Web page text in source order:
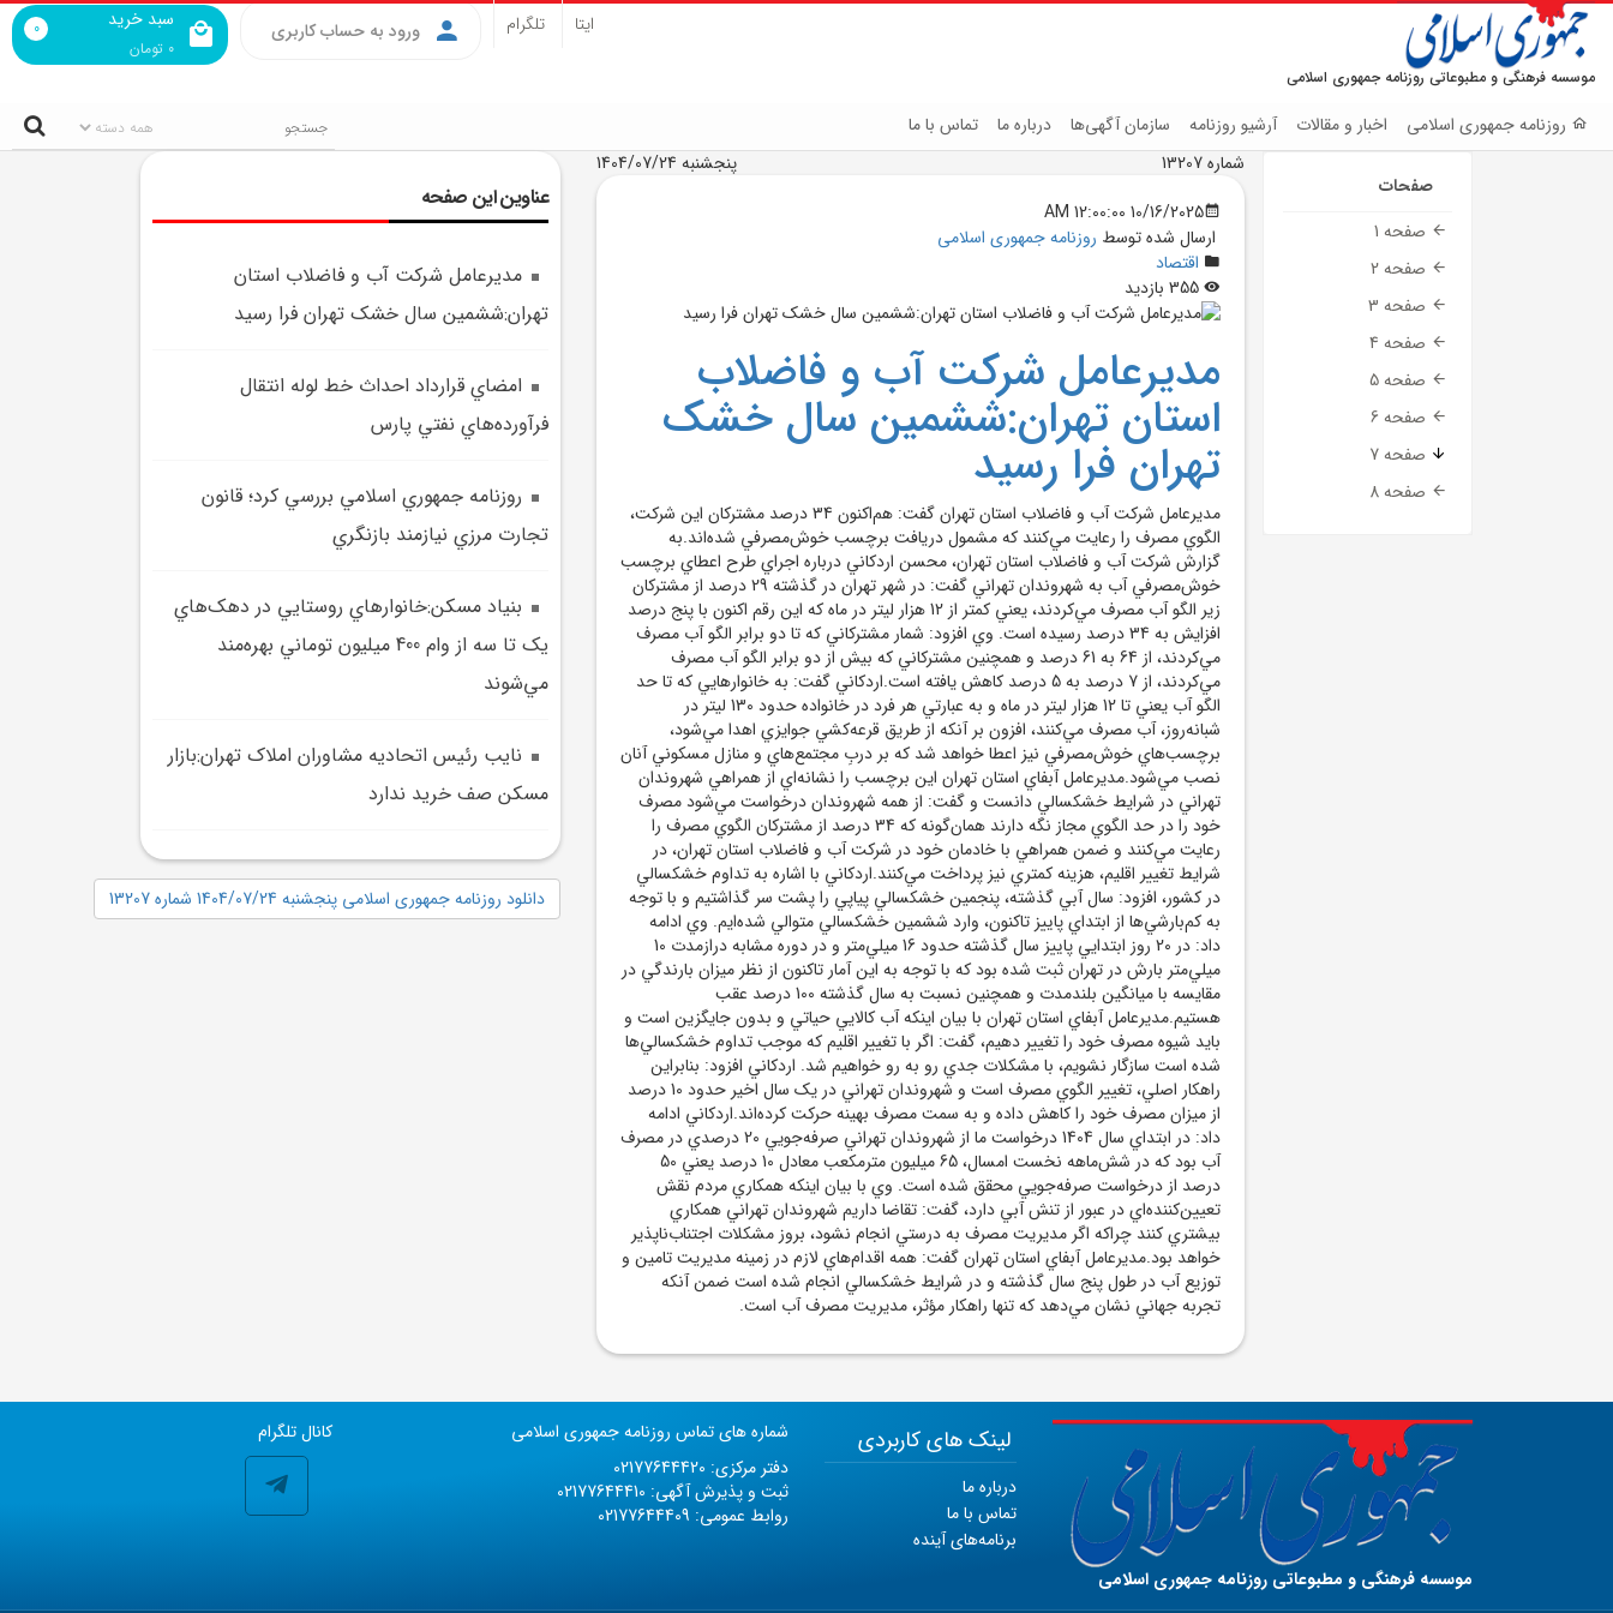
موسسه فرهنگی و مطبوعاتی روزنامه جمهوری اسلامی
سبد خرید
0 تومان
0 ورود به حساب کاربری ایتا تلگرام
روزنامه جمهوری اسلامی اخبار و مقالات آرشیو روزنامه سازمان آگهی‌ها درباره ما تماس با ما
صفحات
صفحه 1
صفحه 2
صفحه 3
صفحه 4
صفحه 5
صفحه 6
صفحه 7
صفحه 8
شماره 13207
پنجشنبه 1404/07/24
10/16/2025 12:00:00 AM
ارسال شده توسط روزنامه جمهوری اسلامی
اقتصاد
مديرعامل شرکت آب و فاضلاب
استان تهران:ششمين سال خشک
تهران فرا رسيد
مديرعامل شرکت آب و فاضلاب استان تهران گفت: هم‌اکنون 34 درصد مشترکان اين شرکت،
الگوي مصرف را رعايت مي‌کنند که مشمول دريافت برچسب خوش‌مصرفي شده‌اند.به
گزارش شرکت آب و فاضلاب استان تهران، محسن اردکاني درباره اجراي طرح اعطاي برچسب
خوش‌مصرفي آب به شهروندان تهراني گفت: در شهر تهران در گذشته 29 درصد از مشترکان
زير الگو آب مصرف مي‌کردند، يعني کمتر از 12 هزار ليتر در ماه که اين رقم اکنون با پنج درصد
افزايش به 34 درصد رسيده است. وي افزود: شمار مشترکاني که تا دو برابر الگو آب مصرف
مي‌کردند، از 64 به 61 درصد و همچنين مشترکاني که بيش از دو برابر الگو آب مصرف
مي‌کردند، از 7 درصد به 5 درصد کاهش يافته ‌است.اردکاني گفت: به خانوارهايي که تا حد
الگو آب يعني تا 12 هزار ليتر در ماه و به عبارتي هر فرد در خانواده حدود 130 ليتر در
شبانه‌روز، آب مصرف مي‌کنند، افزون‌ بر آنکه از طريق قرعه‌کشي جوايزي اهدا مي‌شود،
برچسب‌هاي خوش‌مصرفي نيز اعطا خواهد شد که بر دربِ مجتمع‌هاي و منازل مسکوني آنان
نصب مي‌شود.مديرعامل آبفاي استان تهران اين برچسب را نشانه‌اي از همراهي شهروندان
تهراني در شرايط خشکسالي دانست و گفت: از همه شهروندان درخواست مي‌شود مصرف
خود را در حد الگوي مجاز نگه دارند همان‌گونه که 34 درصد از مشترکان الگوي مصرف را
رعايت مي‌کنند و ضمن همراهي با خادمان خود در شرکت آب و فاضلاب استان تهران، در
شرايط تغيير اقليم، هزينه کمتري نيز پرداخت مي‌کنند.اردکاني با اشاره به تداوم خشکسالي
در کشور، افزود: سال آبي گذشته، پنجمين خشکسالي پياپي را پشت سر گذاشتيم و با توجه
به کم‌بارشي‌ها از ابتداي پاييز تاکنون، وارد ششمين خشکسالي متوالي شده‌ايم. وي ادامه
داد: در 20 روز ابتدايي پاييز سال گذشته حدود 16 ميلي‌متر و در دوره مشابه درازمدت 10
ميلي‌متر بارش در تهران ثبت شده بود که با توجه به اين آمار تاکنون از نظر ميزان بارندگي در
مقايسه با ميانگين بلندمدت و همچنين نسبت به سال گذشته 100 درصد عقب
هستيم.مديرعامل آبفاي استان تهران با بيان اينکه آب کالايي حياتي و بدون جايگزين است و
بايد شيوه مصرف خود را تغيير دهيم، گفت: اگر با تغيير اقليم که موجب تداوم خشکسالي‌ها
شده است سازگار نشويم، با مشکلات جدي رو به رو خواهيم شد. اردکاني افزود: بنابراين
راهکار اصلي، تغيير الگوي مصرف است و شهروندان تهراني در يک سال اخير حدود 10 درصد
از ميزان مصرف خود را کاهش داده و به سمت مصرف بهينه حرکت کرده‌اند.اردکاني ادامه
داد: در ابتداي سال 1404 درخواست ما از شهروندان تهراني صرفه‌جويي 20 درصدي در مصرف
آب بود که در شش‌ماهه نخست امسال، 65 ميليون مترمکعب معادل 10 درصد يعني 50
درصد از درخواست صرفه‌جويي محقق شده است. وي با بيان اينکه همکاري مردم نقش
تعيين‌کننده‌اي در عبور از تنش آبي دارد، گفت: تقاضا داريم شهروندان تهراني همکاري
بيشتري کنند چراکه اگر مديريت مصرف به درستي انجام نشود، بروز مشکلات اجتناب‌ناپذير
خواهد بود.مديرعامل آبفاي استان تهران گفت: همه اقدام‌هاي لازم در زمينه مديريت تامين و
توزيع آب در طول پنج سال گذشته و در شرايط خشکسالي انجام شده است ضمن آنکه
تجربه جهاني نشان مي‌دهد که تنها راهکار مؤثر، مديريت مصرف آب است.
عناوین این صفحه
مديرعامل شرکت آب و فاضلاب استان
تهران:ششمين سال خشک تهران فرا رسيد
امضاي قرارداد احداث خط لوله انتقال
فرآورده‌هاي نفتي پارس
روزنامه جمهوري اسلامي بررسي کرد؛ قانون
تجارت مرزي نيازمند بازنگري
بنياد مسکن:خانوارهاي روستايي در دهک‌هاي
يک تا سه از وام 400 ميليون توماني بهره‌مند
مي‌شوند
نايب رئيس اتحاديه مشاوران املاک تهران:بازار
مسکن صف خريد ندارد
دانلود روزنامه جمهوری اسلامی پنجشنبه 1404/07/24 شماره 13207
کانال تلگرام
شماره های تماس روزنامه جمهوری اسلامی
دفتر مرکزی: 02177644420
ثبت و پذیرش آگهی: 02177644410
روابط عمومی: 02177644409
لینک های کاربردی
درباره ما
تماس با ما
برنامه‌های آینده
موسسه فرهنگی و مطبوعاتی روزنامه جمهوری اسلامی